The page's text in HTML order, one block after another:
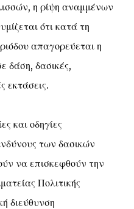
η ρίψη αναμμένων
ότι κατά τη
απαγορεύεται η
δάση, δασικές,
εκτάσεις.
και οδηγίες
των δασικών
να επισκεφθούν την
Πολιτικής
διεύθυνση